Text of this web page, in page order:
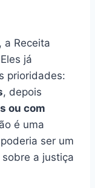
a Receita
já
prioridades:
, depois
ou com
é uma
ser um
a justiça